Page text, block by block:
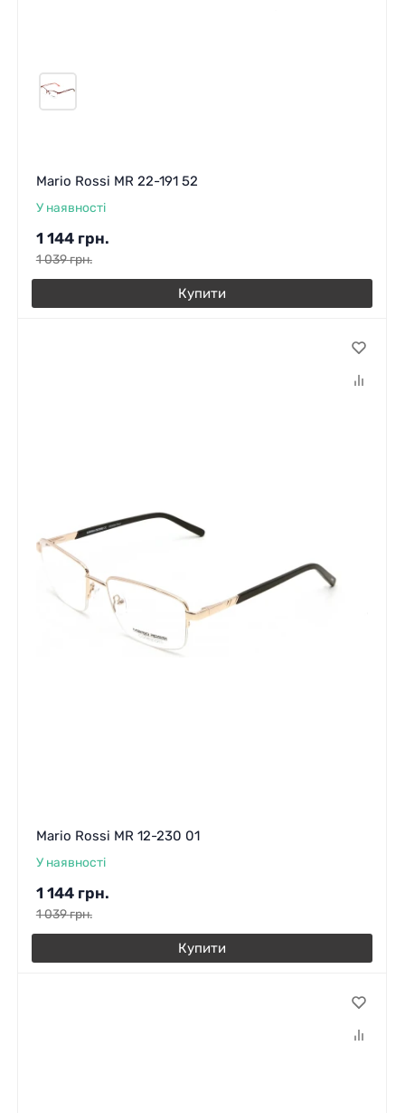
Mario Rossi MR 22-191 52
У наявності
1 144 грн.
1 039грн.
Купити
Mario Rossi MR 12-230 01
У наявності
1 144 грн.
1 039грн.
Купити